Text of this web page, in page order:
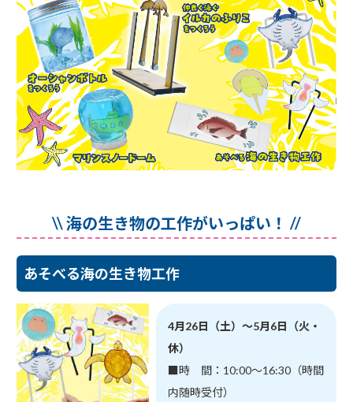
\\ 海の生き物の工作がいっぱい！ //
あそべる海の生き物工作
4月26日（土）～5月6日（火・
休）
■時 間：10:00～16:30（時間
内随時受付）